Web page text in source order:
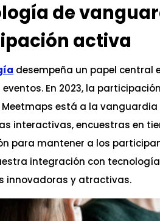
de
activa
desempeña un papel central
En 2023, la
está a la
interactivas, encuestras en
para mantener a los
integración con
innovadoras y atractivas.